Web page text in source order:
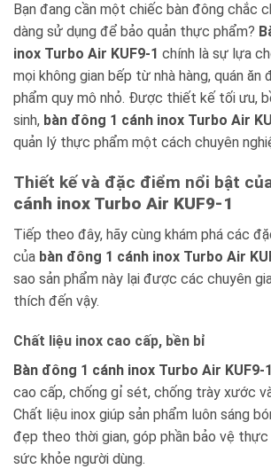
Bạn đang cần một chiếc bàn đông chắc
dàng sử dụng để bảo quản thực phẩm?
inox Turbo Air KUF9-1 chính là sự lựa
mọi không gian bếp từ nhà hàng, quán
phẩm quy mô nhỏ. Được thiết kế tối ưu,
sinh, bàn đông 1 cánh inox Turbo Air
quản lý thực phẩm một cách chuyên
Thiết kế và đặc điểm nổi bật
cánh inox Turbo Air KUF9-1
Tiếp theo đây, hãy cùng khám phá các
của bàn đông 1 cánh inox Turbo Air
sao sản phẩm này lại được các chuyên
thích đến vậy.
Chất liệu inox cao cấp, bền bỉ
Bàn đông 1 cánh inox Turbo Air KUF9-1
cao cấp, chống gỉ sét, chống trày xước
Chất liệu inox giúp sản phẩm luôn sáng
đẹp theo thời gian, góp phần bảo vệ
sức khỏe người dùng.